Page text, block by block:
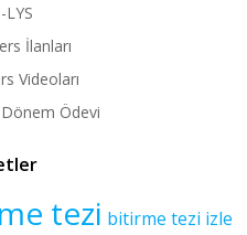
LYS
İlanları
Videoları
Ödevi
tezi bitirme tezi izle